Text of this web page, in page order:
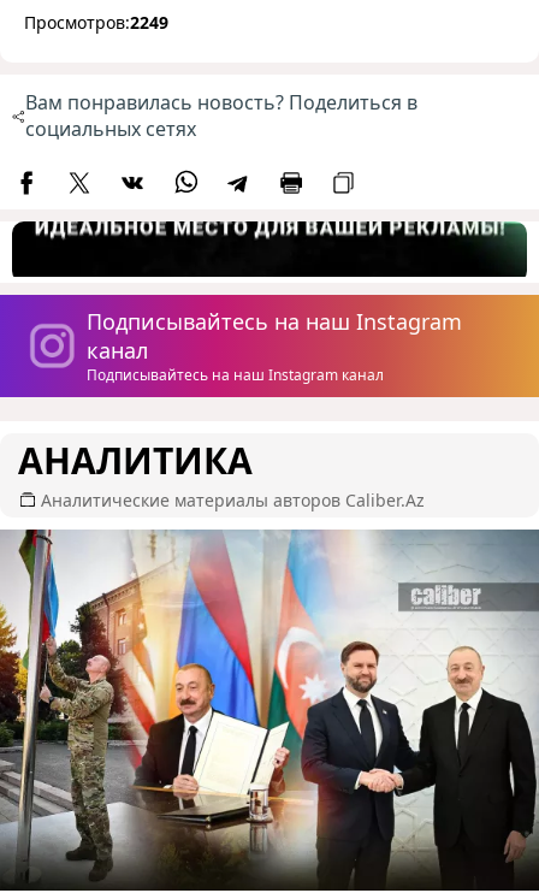
Просмотров:2249
Вам понравилась новость? Поделиться в
социальных сетях
Подписывайтесь на наш Instagram
канал
Подписывайтесь на наш Instagram канал
АНАЛИТИКА
Аналитические материалы авторов Caliber.Az